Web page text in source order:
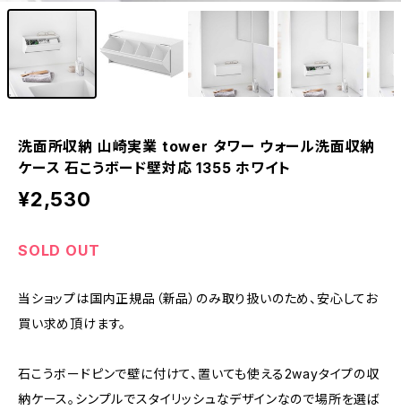
洗面所収納 山崎実業 tower タワー ウォール洗面収納
ケース 石こうボード壁対応 1355 ホワイト
¥2,530
SOLD OUT
当ショップは国内正規品（新品）のみ取り扱いのため、安心してお
買い求め頂けます。
石こうボードピンで壁に付けて、置いても使える2wayタイプの収
納ケース。シンプルでスタイリッシュなデザインなので場所を選ば